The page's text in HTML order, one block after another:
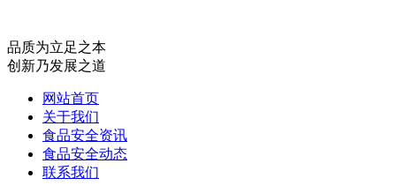
品质为立足之本
创新乃发展之道
网站首页
关于我们
食品安全资讯
食品安全动态
联系我们